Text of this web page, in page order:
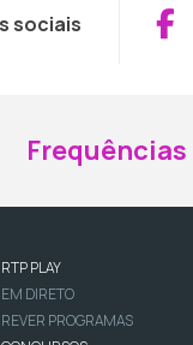
sociais
Frequências
RTP PLAY
EM DIRETO
REVER PROGRAMAS